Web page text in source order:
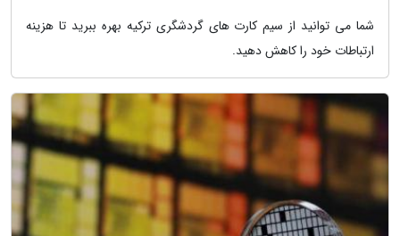
شما می توانید از سیم کارت های گردشگری ترکیه بهره ببرید تا هزینه
ارتباطات خود را کاهش دهید.